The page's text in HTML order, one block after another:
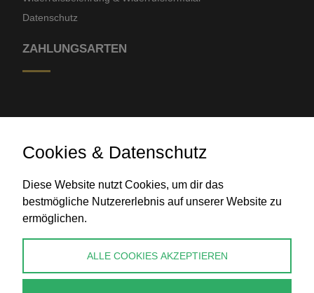
Datenschutz
ZAHLUNGSARTEN
Banküberweisung
info@perlenpresse.de
Cookies & Datenschutz
Diese Website nutzt Cookies, um dir das
bestmögliche Nutzererlebnis auf unserer Website zu
ermöglichen.
ALLE COOKIES AKZEPTIEREN